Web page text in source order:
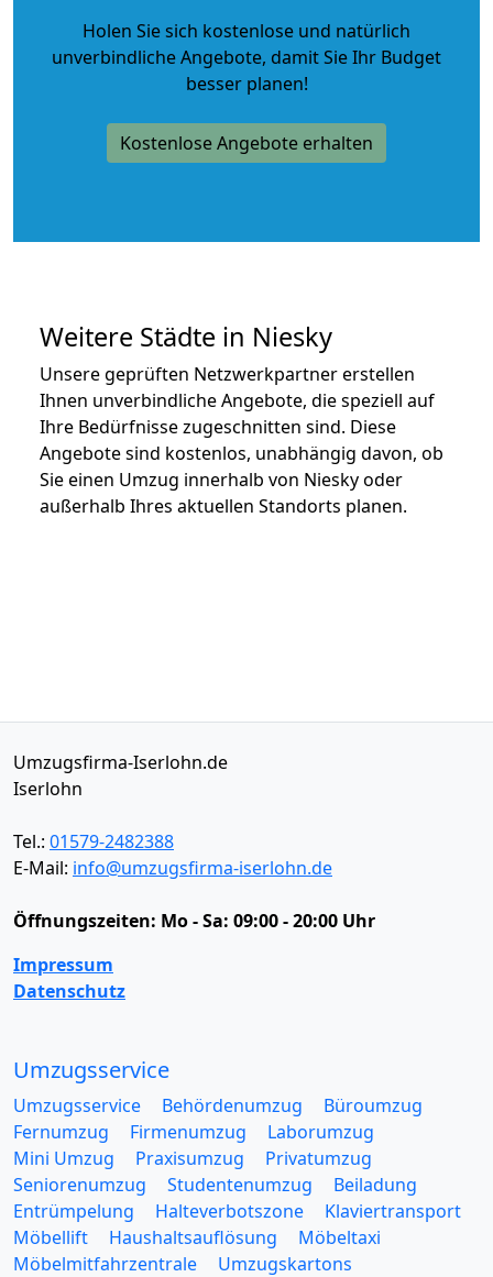
Holen Sie sich kostenlose und natürlich
unverbindliche Angebote, damit Sie Ihr Budget
besser planen!
Kostenlose Angebote erhalten
Weitere Städte in Niesky
Unsere geprüften Netzwerkpartner erstellen
Ihnen unverbindliche Angebote, die speziell auf
Ihre Bedürfnisse zugeschnitten sind. Diese
Angebote sind kostenlos, unabhängig davon, ob
Sie einen Umzug innerhalb von Niesky oder
außerhalb Ihres aktuellen Standorts planen.
Umzugsfirma-Iserlohn.de
Iserlohn
Tel.: 01579-2482388
E-Mail: info@umzugsfirma-iserlohn.de
Öffnungszeiten: Mo - Sa: 09:00 - 20:00 Uhr
Impressum
Datenschutz
Umzugsservice
Umzugsservice Behördenumzug
Büroumzug
Fernumzug
Firmenumzug
Laborumzug
Mini Umzug
Praxisumzug
Privatumzug
Seniorenumzug
Studentenumzug
Beiladung
Entrümpelung
Halteverbotszone
Klaviertransport
Möbellift
Haushaltsauflösung
Möbeltaxi
Möbelmitfahrzentrale
Umzugskartons